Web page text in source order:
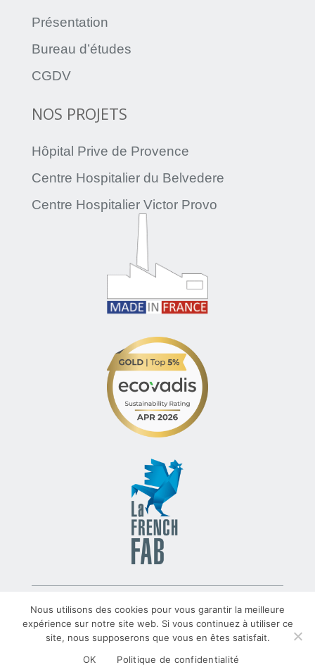
Présentation
Bureau d’études
CGDV
NOS PROJETS
Hôpital Prive de Provence
Centre Hospitalier du Belvedere
Centre Hospitalier Victor Provo
© 2022 – TLV – All rights reserved – Group TRATO-TLV
TRATO-TLV.COMMentions Légales
Données personnelles
Nous utilisons des cookies pour vous garantir la meilleure
expérience sur notre site web. Si vous continuez à utiliser ce
site, nous supposerons que vous en êtes satisfait.
OK
Politique de confidentialité